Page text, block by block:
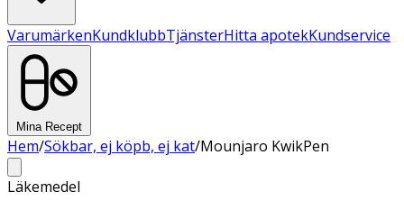
VarumärkenKundklubbTjänsterHitta apotekKundservice
Mina Recept
Hem/Sökbar, ej köpb, ej kat/Mounjaro KwikPen
Läkemedel